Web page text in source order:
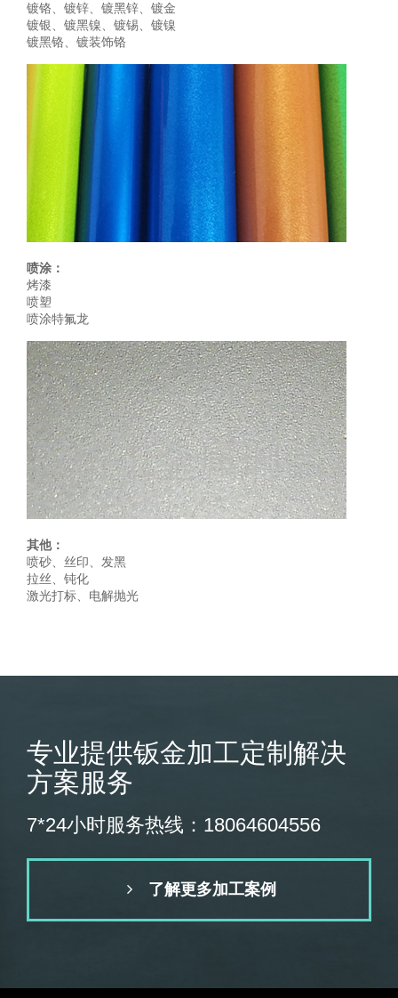
镀铬、镀锌、镀黑锌、镀金
镀银、镀黑镍、镀锡、镀镍
镀黑铬、镀装饰铬
喷涂：
烤漆
喷塑
喷涂特氟龙
其他：
喷砂、丝印、发黑
拉丝、钝化
激光打标、电解抛光
专业提供钣金加工定制解决
方案服务
7*24小时服务热线：18064604556
了解更多加工案例